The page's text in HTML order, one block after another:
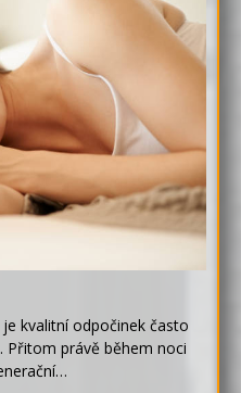
kvalitní odpočinek často
Přitom právě během noci